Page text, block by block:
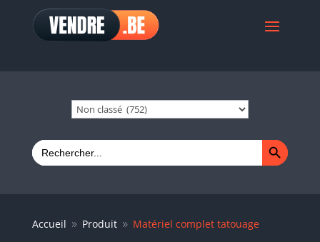
Search
for:
Search Button
Accueil 9 Produit 9 Matériel complet tatouage